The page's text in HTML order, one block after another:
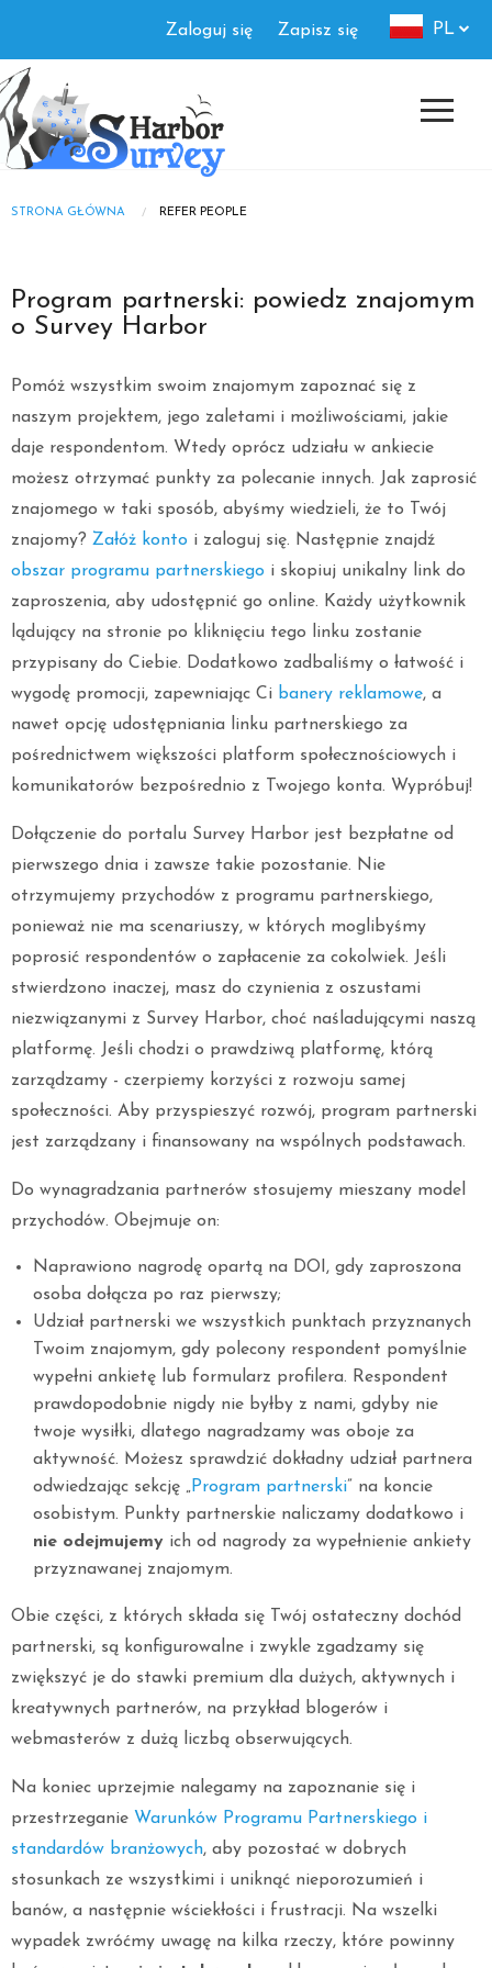
main
content
Authorization
menu
Zaloguj się Zapisz się PL
Breadcrumb
STRONA GŁÓWNA REFER PEOPLE
Program partnerski: powiedz znajomym
o Survey Harbor
Pomóż wszystkim swoim znajomym zapoznać się z
naszym projektem, jego zaletami i możliwościami, jakie
daje respondentom. Wtedy oprócz udziału w ankiecie
możesz otrzymać punkty za polecanie innych. Jak zaprosić
znajomego w taki sposób, abyśmy wiedzieli, że to Twój
znajomy? Załóż konto i zaloguj się. Następnie znajdź
obszar programu partnerskiego i skopiuj unikalny link do
zaproszenia, aby udostępnić go online. Każdy użytkownik
lądujący na stronie po kliknięciu tego linku zostanie
przypisany do Ciebie. Dodatkowo zadbaliśmy o łatwość i
wygodę promocji, zapewniając Ci banery reklamowe, a
nawet opcję udostępniania linku partnerskiego za
pośrednictwem większości platform społecznościowych i
komunikatorów bezpośrednio z Twojego konta. Wypróbuj!
Dołączenie do portalu Survey Harbor jest bezpłatne od
pierwszego dnia i zawsze takie pozostanie. Nie
otrzymujemy przychodów z programu partnerskiego,
ponieważ nie ma scenariuszy, w których moglibyśmy
poprosić respondentów o zapłacenie za cokolwiek. Jeśli
stwierdzono inaczej, masz do czynienia z oszustami
niezwiązanymi z Survey Harbor, choć naśladującymi naszą
platformę. Jeśli chodzi o prawdziwą platformę, którą
zarządzamy - czerpiemy korzyści z rozwoju samej
społeczności. Aby przyspieszyć rozwój, program partnerski
jest zarządzany i finansowany na wspólnych podstawach.
Do wynagradzania partnerów stosujemy mieszany model
przychodów. Obejmuje on:
Naprawiono nagrodę opartą na DOI, gdy zaproszona
osoba dołącza po raz pierwszy;
Udział partnerski we wszystkich punktach przyznanych
Twoim znajomym, gdy polecony respondent pomyślnie
wypełni ankietę lub formularz profilera. Respondent
prawdopodobnie nigdy nie byłby z nami, gdyby nie
twoje wysiłki, dlatego nagradzamy was oboje za
aktywność. Możesz sprawdzić dokładny udział partnera
odwiedzając sekcję „Program partnerski” na koncie
osobistym. Punkty partnerskie naliczamy dodatkowo i
nie odejmujemy ich od nagrody za wypełnienie ankiety
przyznawanej znajomym.
Obie części, z których składa się Twój ostateczny dochód
partnerski, są konfigurowalne i zwykle zgadzamy się
zwiększyć je do stawki premium dla dużych, aktywnych i
kreatywnych partnerów, na przykład blogerów i
webmasterów z dużą liczbą obserwujących.
Na koniec uprzejmie nalegamy na zapoznanie się i
przestrzeganie Warunków Programu Partnerskiego i
standardów branżowych, aby pozostać w dobrych
stosunkach ze wszystkimi i uniknąć nieporozumień i
banów, a następnie wściekłości i frustracji. Na wszelki
wypadek zwróćmy uwagę na kilka rzeczy, które powinny